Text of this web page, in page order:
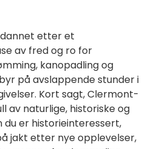
etter et
av fred og ro for
kanopadling og
på avslappende stunder i
Kort sagt, Clermont-
av naturlige, historiske og
du er historieinteressert,
jakt etter nye opplevelser,